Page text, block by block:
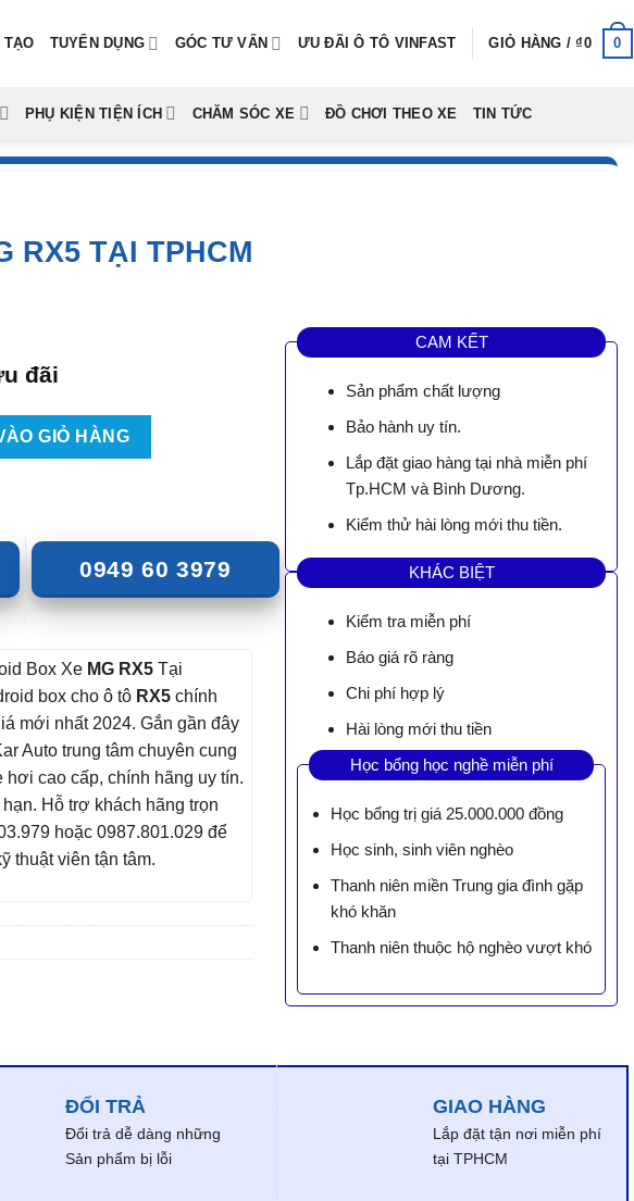
TUYỂN DỤNG GÓC TƯ VẤN ƯU ĐÃI Ô TÔ VINFAST GIỎ HÀNG /₫0 0
PHỤ KIỆN TIỆN ÍCH CHĂM SÓC XE ĐỒ CHƠI THEO XE TIN TỨC
RX5 TẠI TPHCM
đãi
RX5 Tại TpHCM số lượng
GIỎ HÀNG
0949 60 3979
Box Xe MG RX5 Tại
box cho ô tô RX5 chính
mới nhất 2024. Gắn gần đây
Auto trung tâm chuyên cung
cao cấp, chính hãng uy tín.
Hỗ trợ khách hãng trọn
hoặc 0987.801.029 để
thuật viên tận tâm.
CAM KẾT
Sản phẩm chất lượng
Bảo hành uy tín.
Lắp đặt giao hàng tại nhà miễn phí
Tp.HCM và Bình Dương.
Kiểm thử hài lòng mới thu tiền.
KHÁC BIỆT
Kiểm tra miễn phí
Báo giá rõ ràng
Chi phí hợp lý
Hài lòng mới thu tiền
Học bổng học nghề miễn phí
Học bổng trị giá 25.000.000 đồng
Học sinh, sinh viên nghèo
Thanh niên miền Trung gia đình gặp
khó khăn
Thanh niên thuộc hộ nghèo vượt khó
ĐỔI TRẢ
Đổi trả dễ dàng những
Sản phẩm bị lỗi
GIAO HÀNG
Lắp đặt tận nơi miễn phí
tại TPHCM